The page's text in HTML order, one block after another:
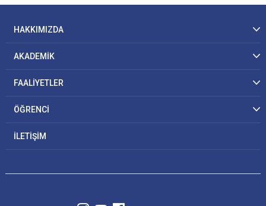
HAKKIMIZDA
AKADEMİK
FAALİYETLER
ÖĞRENCİ
İLETİŞİM